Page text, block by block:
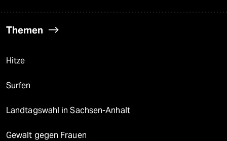
Themen
Hitze
Surfen
Landtagswahl in Sachsen-Anhalt
Gewalt gegen Frauen